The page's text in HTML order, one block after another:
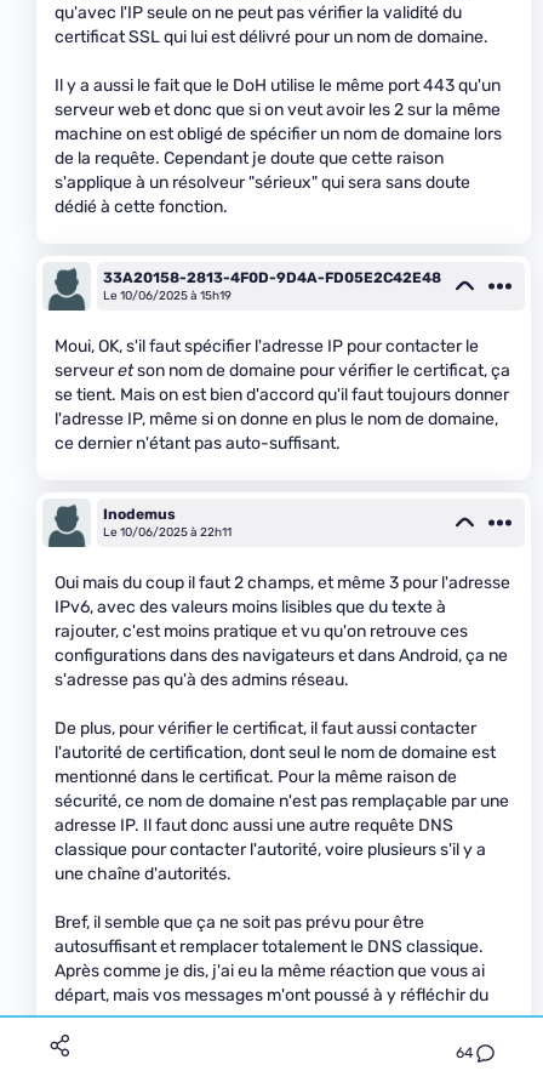
64
qu'avec l'IP seule on ne peut pas vérifier la validité du
certificat SSL qui lui est délivré pour un nom de domaine.
Il y a aussi le fait que le DoH utilise le même port 443 qu'un
serveur web et donc que si on veut avoir les 2 sur la même
machine on est obligé de spécifier un nom de domaine lors
de la requête. Cependant je doute que cette raison
s'applique à un résolveur "sérieux" qui sera sans doute
dédié à cette fonction.
33A20158-2813-4F0D-9D4A-FD05E2C42E48
Le 10/06/2025 à 15h19
Moui, OK, s'il faut spécifier l'adresse IP pour contacter le
serveuretson nom de domaine pour vérifier le certificat, ça
se tient. Mais on est bien d'accord qu'il faut toujours donner
l'adresse IP, même si on donne en plus le nom de domaine,
ce dernier n'étant pas auto-suffisant.
Inodemus
Le 10/06/2025 à 22h11
Oui mais du coup il faut 2 champs, et même 3 pour l'adresse
IPv6, avec des valeurs moins lisibles que du texte à
rajouter, c'est moins pratique et vu qu'on retrouve ces
configurations dans des navigateurs et dans Android, ça ne
s'adresse pas qu'à des admins réseau.
De plus, pour vérifier le certificat, il faut aussi contacter
l'autorité de certification, dont seul le nom de domaine est
mentionné dans le certificat. Pour la même raison de
sécurité, ce nom de domaine n'est pas remplaçable par une
adresse IP. Il faut donc aussi une autre requête DNS
classique pour contacter l'autorité, voire plusieurs s'il y a
une chaîne d'autorités.
Bref, il semble que ça ne soit pas prévu pour être
autosuffisant et remplacer totalement le DNS classique.
Après comme je dis, j'ai eu la même réaction que vous ai
départ, mais vos messages m'ont poussé à y réfléchir du
coup.